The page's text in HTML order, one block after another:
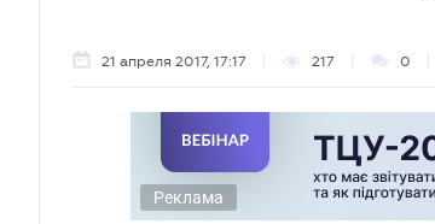
21 апреля 2017, 17:17 217 0
Реклама